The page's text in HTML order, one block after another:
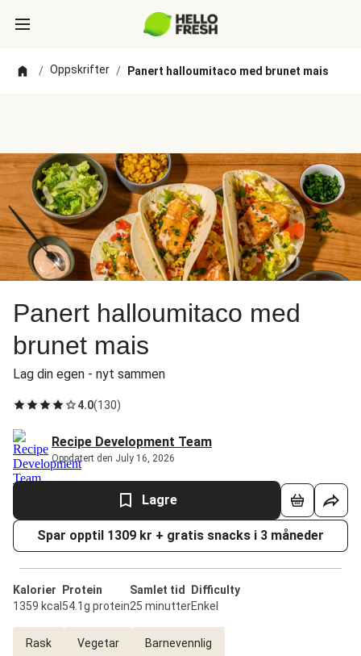
/ Oppskrifter / Panert halloumitaco med brunet mais
Panert halloumitaco med
brunet mais
Lag din egen - nyt sammen
4.0(130)
Recipe Development Team
Oppdatert den July 16, 2026
Lagre
Spar opptil 1309 kr + gratis snacks i 3 måneder
Kalorier
1359 kcal
Protein
54.1g protein
Samlet tid
25 minutter
Difficulty
Enkel
Rask Vegetar Barnevennlig